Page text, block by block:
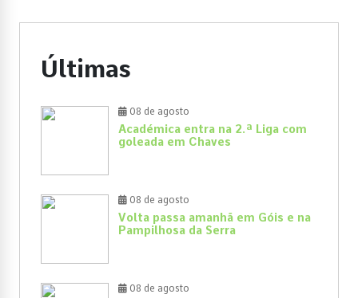
Últimas
08 de agosto
Académica entra na 2.ª Liga com
goleada em Chaves
08 de agosto
Volta passa amanhã em Góis e na
Pampilhosa da Serra
08 de agosto